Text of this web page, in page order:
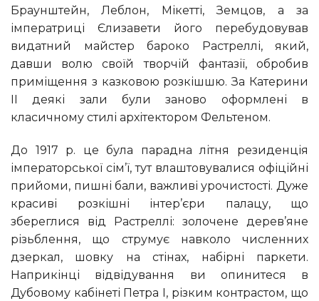
Браунштейн, Леблон, Мікетті, Земцов, а за
імператриці Єлизавети його перебудовував
видатний майстер бароко Растреллі, який,
давши волю своїй творчій фантазії, обробив
приміщення з казковою розкішшю. За Катерини
II деякі зали були заново оформлені в
класичному стилі архітектором Фельтеном.
До 1917 р. це була парадна літня резиденція
імператорської сім’ї, тут влаштовувалися офіційні
прийоми, пишні бали, важливі урочистості. Дуже
красиві розкішні інтер’єри палацу, що
збереглися від Растреллі: золочене дерев’яне
різьблення, що струмує навколо численних
дзеркал, шовку на стінах, набірні паркети.
Наприкінці відвідування ви опинитеся в
Дубовому кабінеті Петра I, різким контрастом, що